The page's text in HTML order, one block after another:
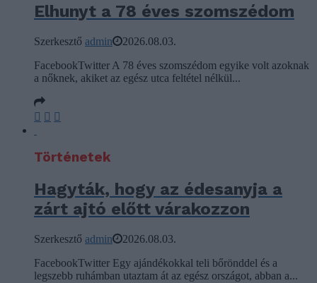
Elhunyt a 78 éves szomszédom
Szerkesztő admin
2026.08.03.
FacebookTwitter A 78 éves szomszédom egyike volt azoknak
a nőknek, akiket az egész utca feltétel nélkül...
Történetek
Hagyták, hogy az édesanyja a
zárt ajtó előtt várakozzon
Szerkesztő admin
2026.08.03.
FacebookTwitter Egy ajándékokkal teli bőrönddel és a
legszebb ruhámban utaztam át az egész országot, abban a...